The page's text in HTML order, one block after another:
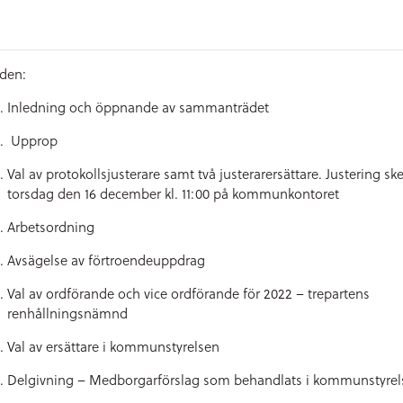
Inledning och öppnande av sammanträdet
Upprop
Val av protokollsjusterare samt två justerarersättare. Justering
torsdag den 16 december kl. 11:00 på kommunkontoret
Arbetsordning
Avsägelse av förtroendeuppdrag
Val av ordförande och vice ordförande för 2022 – trepartens
renhållningsnämnd
Val av ersättare i kommunstyrelsen
Delgivning – Medborgarförslag som behandlats i